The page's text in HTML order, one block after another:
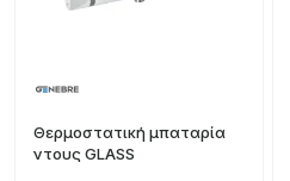
Θερμοστατική μπαταρία
ντους GLASS